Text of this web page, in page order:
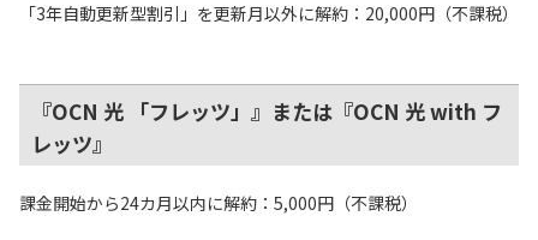
「3年自動更新型割引」を更新月以外に解約：20,000円（不課税）
『OCN 光 「フレッツ」』または『OCN 光 with フ
レッツ』
課金開始から24カ月以内に解約：5,000円（不課税）